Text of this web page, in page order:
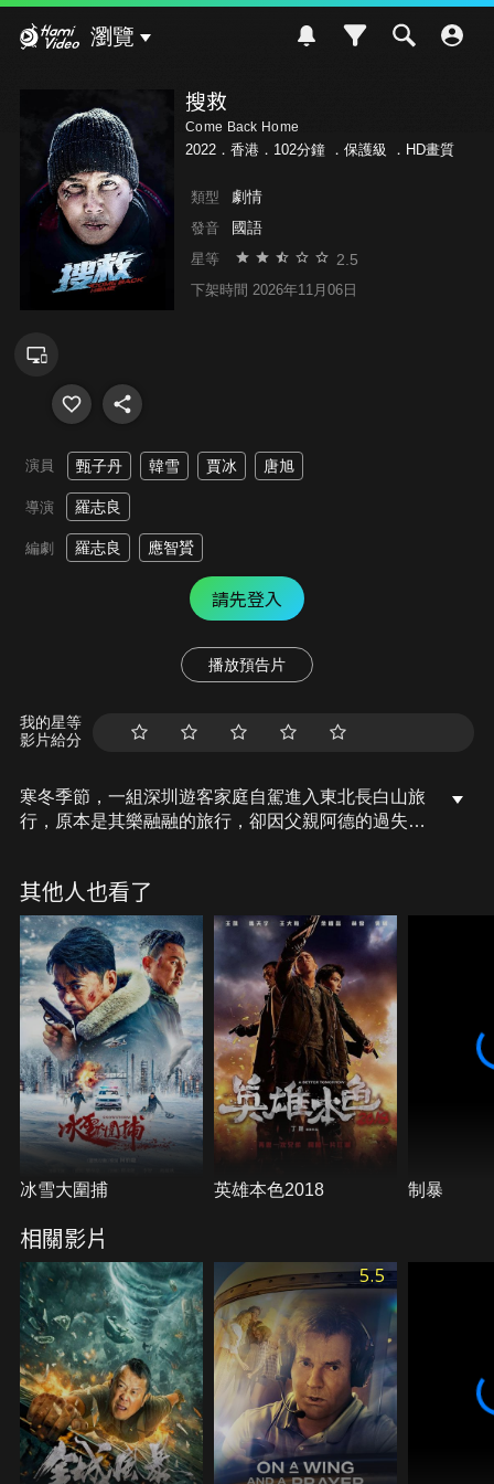
瀏覽
搜救
Come Back Home
2022．香港．102分鐘 ． 保護級 ．HD畫質
類型 劇情
發音 國語
星等 2.5
下架時間 2026年11月06日
演員 甄子丹 韓雪 賈冰 唐旭
導演 羅志良
編劇 羅志良 應智贇
請先登入
播放預告片
我的星等
影片給分
寒冬季節，一組深圳遊客家庭自駕進入東北長白山旅
行，原本是其樂融融的旅行，卻因父親阿德的過失導
去了，常規安全極限48小時也過去了，孩子卻仍未找
到。即使希望渺茫，搜救員警及雪域搜救隊依然不離
不棄…
其他人也看了
冰雪大圍捕 英雄本色2018 制暴
相關影片
5.5